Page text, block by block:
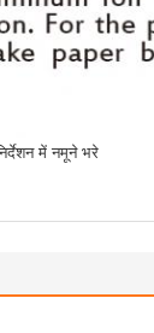
में नमूने भरे